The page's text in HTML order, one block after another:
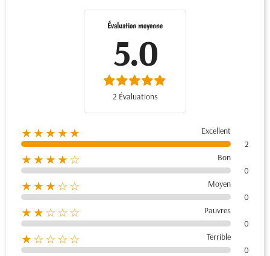
Évaluation moyenne
5.0
2 Évaluations
★★★★★
Excellent
2
★★★★☆
Bon
0
★★★☆☆
Moyen
0
★★☆☆☆
Pauvres
0
★☆☆☆☆
Terrible
0